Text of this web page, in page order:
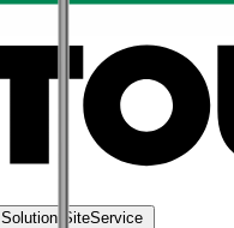
Solution SiteService